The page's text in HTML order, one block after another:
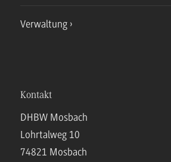
Verwaltung
Kontakt
DHBW Mosbach
Lohrtalweg 10
74821 Mosbach